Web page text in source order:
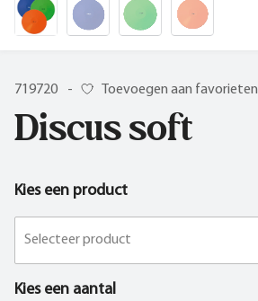
719720 - Toevoegen aan favorieten
Discus soft
Kies een product
Selecteer product
Kies een aantal